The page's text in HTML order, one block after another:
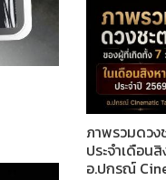
ภาพรวมดวง
ประจำเดือน
อ.ปกรณ์